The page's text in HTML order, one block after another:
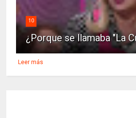
10
¿Porque se llamaba "La
Leer más